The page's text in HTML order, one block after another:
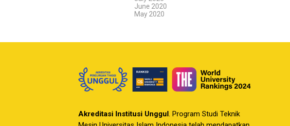
June 2020
May 2020
Akreditasi Institusi Unggul. Program Studi Teknik